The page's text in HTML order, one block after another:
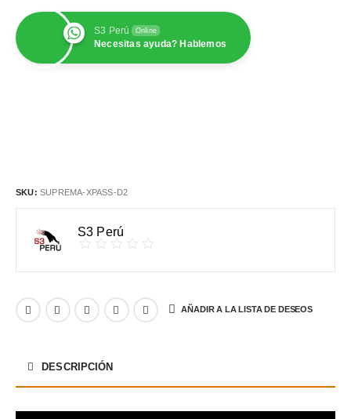
S3 Perú Online
Necesitas ayuda? Hablemos
SKU: SUPREMA-XPASS-D2
S3 Perú
AÑADIR A LA LISTA DE DESEOS
DESCRIPCIÓN